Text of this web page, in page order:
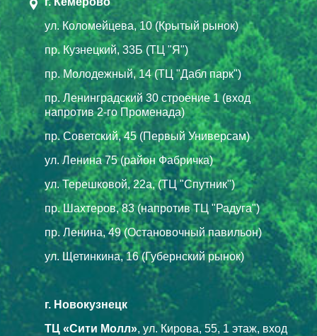
ул. Коломейцева, 10 (Крытый рынок)
пр. Кузнецкий, 33Б (ТЦ "Я")
пр. Молодежный, 14 (ТЦ "Дабл парк")
пр. Ленинградский 30 строение 1 (вход
напротив 2-го Променада)
пр. Советский, 45 (Первый Универсам)
ул. Ленина 75 (район Фабричка)
ул. Терешковой, 22а, (ТЦ "Спутник")
пр. Шахтеров, 83 (напротив ТЦ "Радуга")
пр. Ленина, 49 (Остановочный павильон)
ул. Щетинкина, 16 (Губернский рынок)
г. Новокузнецк
ТЦ «Сити Молл», ул. Кирова, 55, 1 этаж, вход